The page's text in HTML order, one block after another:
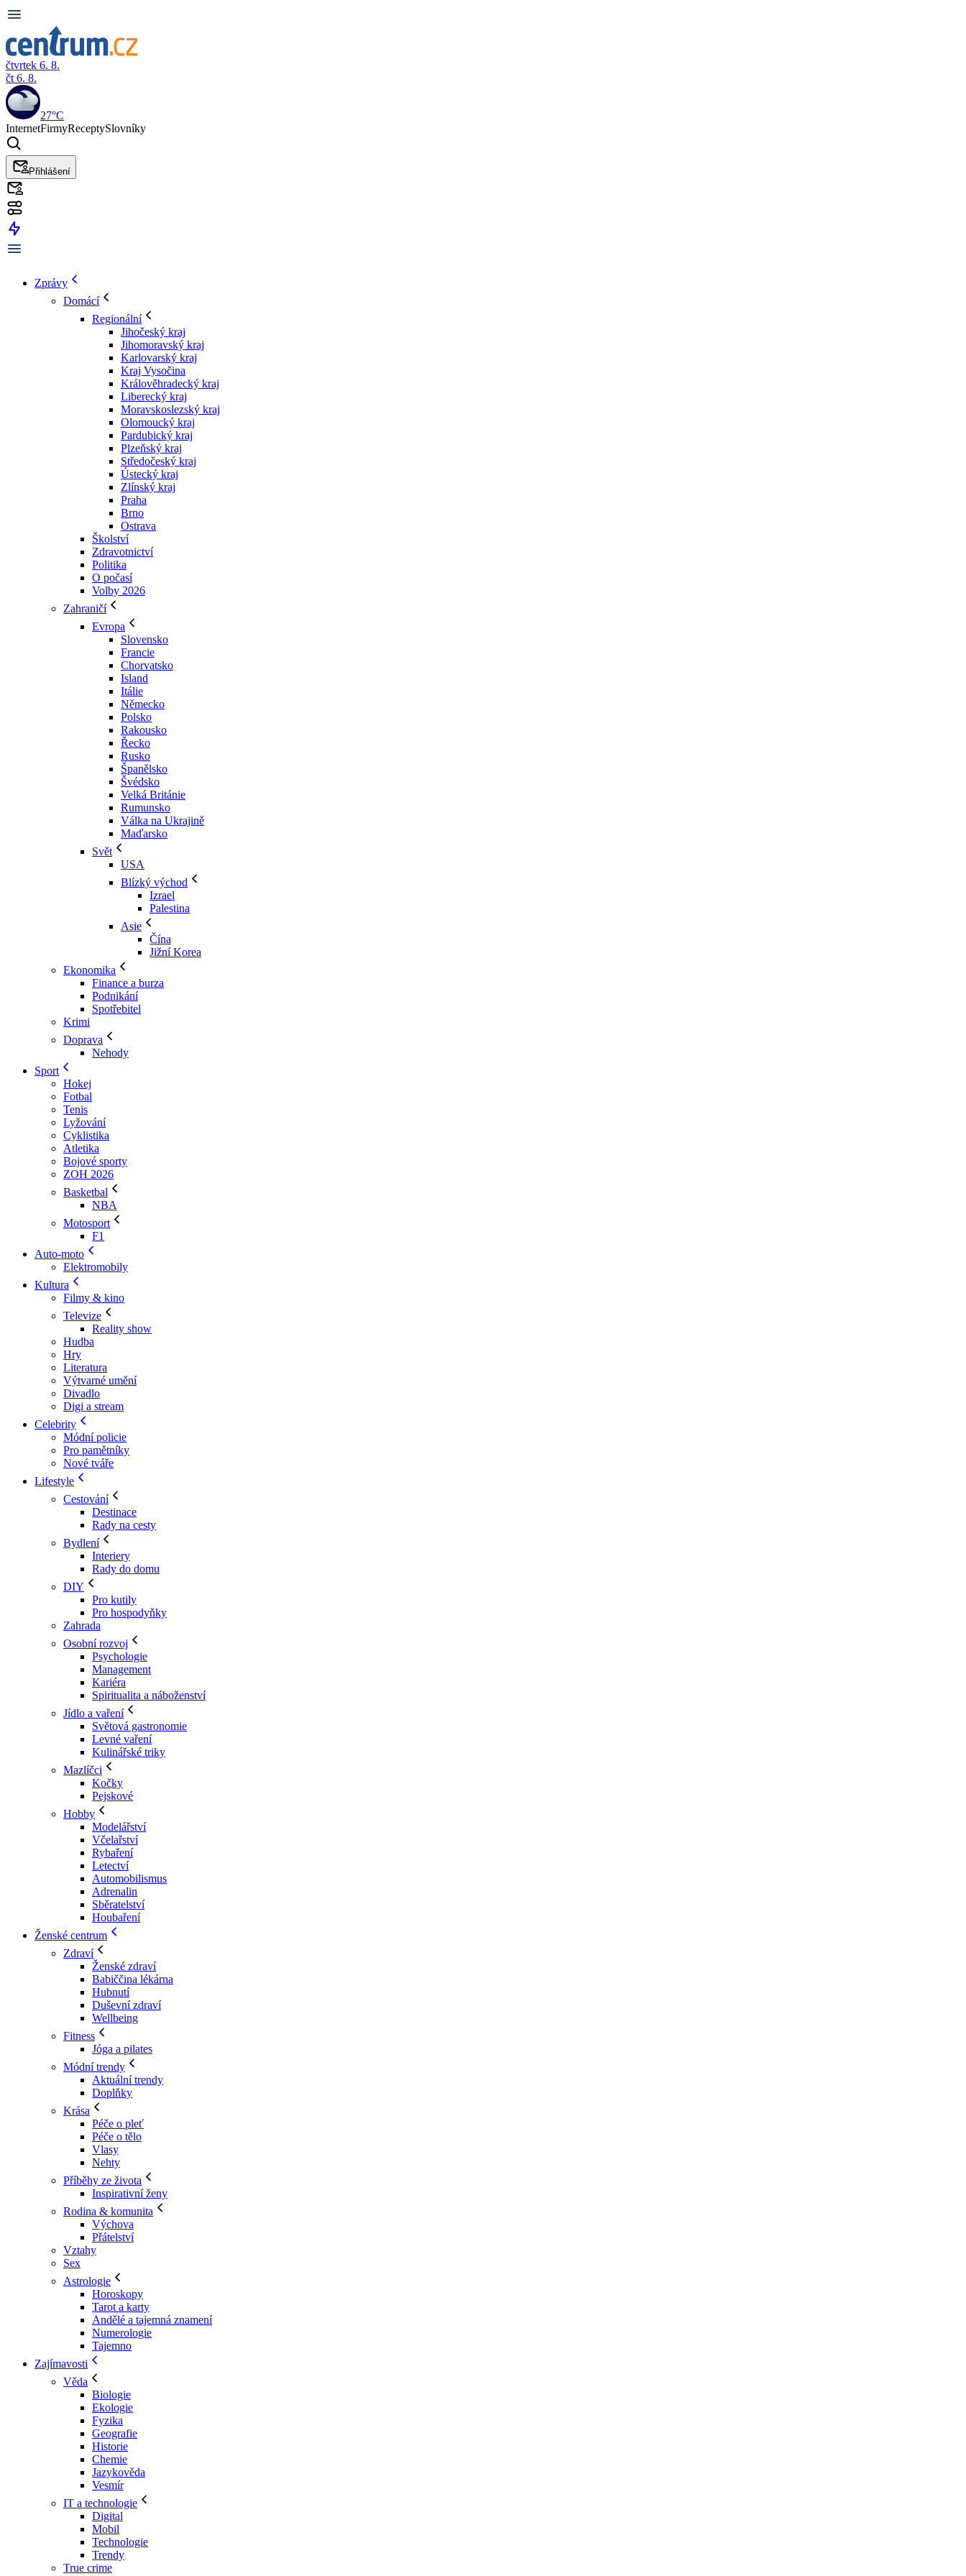
čtvrtek 6. 8.
čt 6. 8.
27°C
InternetFirmyReceptySlovníky
Přihlášení
Zprávy
Domácí
Regionální
Jihočeský kraj
Jihomoravský kraj
Karlovarský kraj
Kraj Vysočina
Králověhradecký kraj
Liberecký kraj
Moravskoslezský kraj
Olomoucký kraj
Pardubický kraj
Plzeňský kraj
Středočeský kraj
Ústecký kraj
Zlínský kraj
Praha
Brno
Ostrava
Školství
Zdravotnictví
Politika
O počasí
Volby 2026
Zahraničí
Evropa
Slovensko
Francie
Chorvatsko
Island
Itálie
Německo
Polsko
Rakousko
Řecko
Rusko
Španělsko
Švédsko
Velká Británie
Rumunsko
Válka na Ukrajině
Maďarsko
Svět
USA
Blízký východ
Izrael
Palestina
Asie
Čína
Jižní Korea
Ekonomika
Finance a burza
Podnikání
Spotřebitel
Krimi
Doprava
Nehody
Sport
Hokej
Fotbal
Tenis
Lyžování
Cyklistika
Atletika
Bojové sporty
ZOH 2026
Basketbal
NBA
Motosport
F1
Auto-moto
Elektromobily
Kultura
Filmy & kino
Televize
Reality show
Hudba
Hry
Literatura
Výtvarné umění
Divadlo
Digi a stream
Celebrity
Módní policie
Pro pamětníky
Nové tváře
Lifestyle
Cestování
Destinace
Rady na cesty
Bydlení
Interiery
Rady do domu
DIY
Pro kutily
Pro hospodyňky
Zahrada
Osobní rozvoj
Psychologie
Management
Kariéra
Spiritualita a náboženství
Jídlo a vaření
Světová gastronomie
Levné vaření
Kulinářské triky
Mazlíčci
Kočky
Pejskové
Hobby
Modelářství
Včelařství
Rybaření
Letectví
Automobilismus
Adrenalin
Sběratelství
Houbaření
Ženské centrum
Zdraví
Ženské zdraví
Babiččina lékárna
Hubnutí
Duševní zdraví
Wellbeing
Fitness
Jóga a pilates
Módní trendy
Aktuální trendy
Doplňky
Krása
Péče o pleť
Péče o tělo
Vlasy
Nehty
Příběhy ze života
Inspirativní ženy
Rodina & komunita
Výchova
Přátelství
Vztahy
Sex
Astrologie
Horoskopy
Tarot a karty
Andělé a tajemná znamení
Numerologie
Tajemno
Zajímavosti
Věda
Biologie
Ekologie
Fyzika
Geografie
Historie
Chemie
Jazykověda
Vesmír
IT a technologie
Digital
Mobil
Technologie
Trendy
True crime